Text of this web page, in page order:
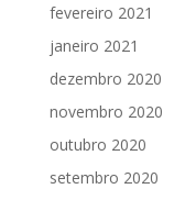
fevereiro 2021
janeiro 2021
dezembro 2020
novembro 2020
outubro 2020
setembro 2020